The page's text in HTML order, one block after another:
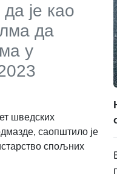
је као
да
у
шведских
саопштило је
спољних